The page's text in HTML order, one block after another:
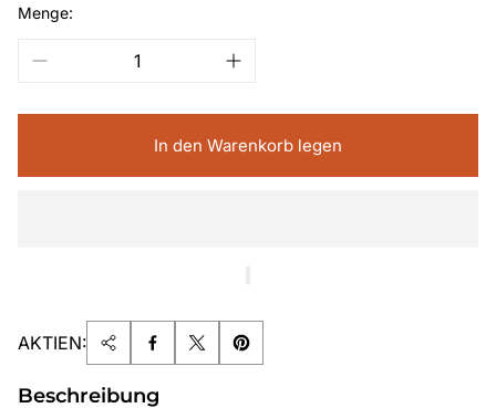
Menge:
In den Warenkorb legen
AKTIEN:
Beschreibung